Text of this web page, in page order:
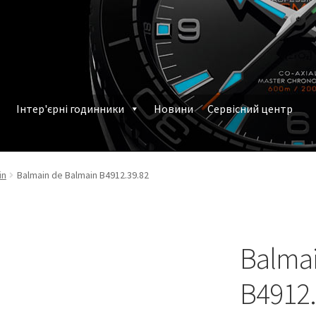
Інтер'єрні годинники Новини
Сервісний центр
замовленняНаручні годинники у Харкові
Balmain de Balmain B4912.39.82